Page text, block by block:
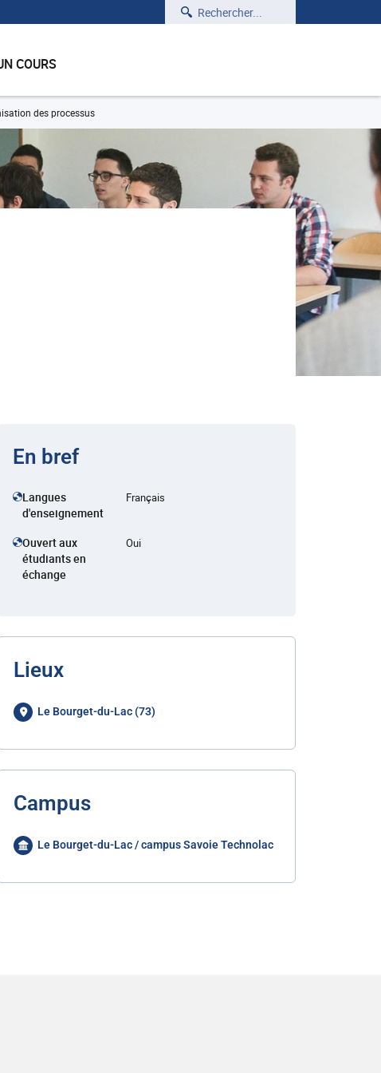
Rechercher
COURS
des processus
En bref
Langues
d'enseignement
Français
Ouvert aux
étudiants en
échange
Oui
Lieux
Le Bourget-du-Lac (73)
Campus
Le Bourget-du-Lac / campus Savoie Technolac